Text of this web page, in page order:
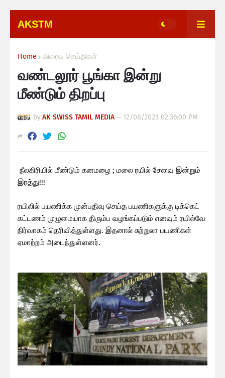
AKSTM
Home விரைவு செய்திகள்
வண்டலூர் பூங்கா இன்று
மீண்டும் திறப்பு
byAK SWISS TAMIL MEDIA— 12/08/2023 02:36:00 PM
நீலகிரியில் மீண்டும் கனமழை ; மலை ரயில் சேவை இன்றும்
இரத்து!!!
ரயிலில் பயணிக்க முன்பதிவு செய்த பயணிகளுக்கு டிக்கெட்
கட்டணம் முழுமையாக திரும்ப வழங்கப்படும் எனவும் ரயில்வே
நிர்வாகம் தெரிவித்துள்ளது. இதனால் சுற்றுலா பயணிகள்
ஏமாற்றம் அடைந்துள்ளனர்.